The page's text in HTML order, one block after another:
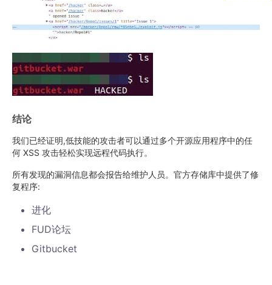
结论
我们已经证明,低技能的攻击者可以通过多个开源应用程序中的任
何 XSS 攻击轻松实现远程代码执行。
所有发现的漏洞信息都会报告给维护人员。官方存储库中提供了修
复程序:
进化
FUD论坛
Gitbucket